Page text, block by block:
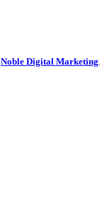
Noble Digital Marketing